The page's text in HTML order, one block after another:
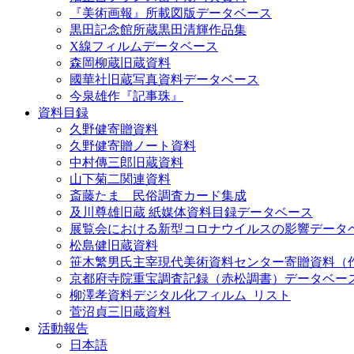
『美術画報』所載図版データベース
黒田記念館所蔵黒田清輝作品集
X線フィルムデータベース
森岡柳蔵旧蔵資料
國華社旧蔵写真資料データベース
今泉雄作『記事珠』
資料目録
久野健寄贈資料
久野健寄贈ノート資料
中村傳三郎旧蔵資料
山下菊二関連資料
斎藤たま 民俗調査カード集成
及川尊雄旧蔵 紙媒体資料目録データベース
展覧会における新型コロナウイルスの影響データ
松島健旧蔵資料
笹木繁男氏主宰現代美術資料センター寄贈資料（
京都府寺院重宝調査記録（赤松調書）データベー
柳澤孝資料デジタル化フィルム_リスト
菅沼貞三旧蔵資料
活動報告
日本語